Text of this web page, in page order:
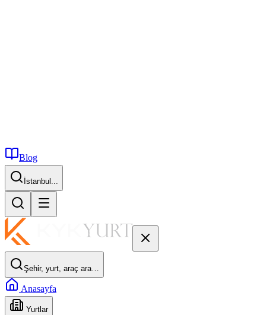
Blog
İstanbul...
Şehir, yurt, araç ara…
Anasayfa
Yurtlar